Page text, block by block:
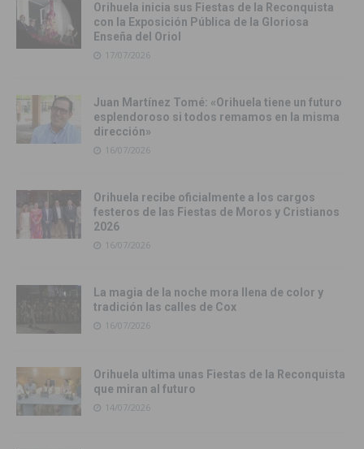
Orihuela inicia sus Fiestas de la Reconquista
con la Exposición Pública de la Gloriosa
Enseña del Oriol
17/07/2026
Juan Martínez Tomé: «Orihuela tiene un futuro
esplendoroso si todos remamos en la misma
dirección»
16/07/2026
Orihuela recibe oficialmente a los cargos
festeros de las Fiestas de Moros y Cristianos
2026
16/07/2026
La magia de la noche mora llena de color y
tradición las calles de Cox
16/07/2026
Orihuela ultima unas Fiestas de la Reconquista
que miran al futuro
14/07/2026